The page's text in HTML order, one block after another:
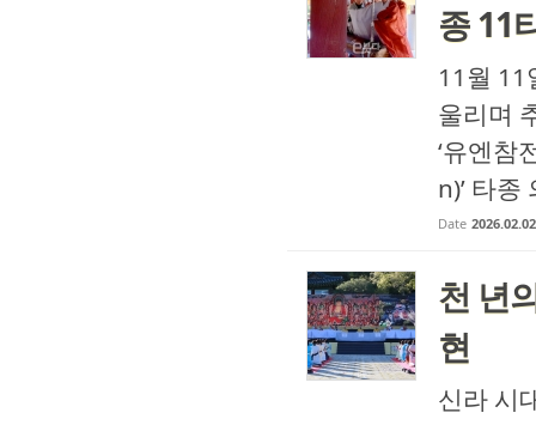
종 11
11월 11
울리며
‘유엔참
n)’ 타
Date 2026.02.02
천 년
현
신라 시